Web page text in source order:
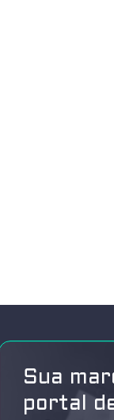
Sua
portal